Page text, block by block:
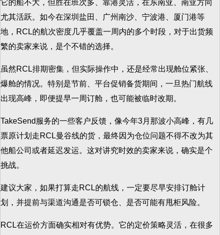
它的船不大，但胜在班次多、靠港灵活，在东南亚、南亚方向
尤其活跃。如今在深圳盐田、广州南沙、宁波港、厦门港等
地，RCL的航次密度几乎覆盖一周内的多个时段，对于出货频
繁的卖家来说，是个不错的选择。
虽然RCL排期密集，但实际操作中，还是经常出现舱位紧张、
爆舱的情况。特别是节前、平台促销备货期间，一旦热门航线
出现高峰，即便提早一周订舱，也可能被临时改期。
TakeSend服务的一些客户反馈，像今年3月那波小高峰，有几
票原计划走RCL曼谷线的货，最终因为仓位问题不得不改为其
他船公司或者延迟发运。这对讲究时效的卖家来说，确实是个
挑战。
建议大家，如果打算走RCL的航线，一定要尽早安排订舱计
划，并提前与渠道沟通是否可锁仓、是否可能有甩柜风险。
RCL在运价方面确实相对有优势。它的定价策略灵活，在很多